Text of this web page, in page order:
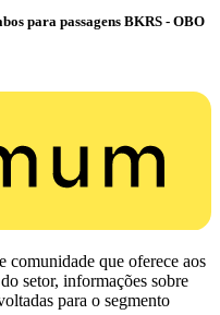
para passagens BKRS - OBO
que oferece aos
setor, informações sobre
para o segmento